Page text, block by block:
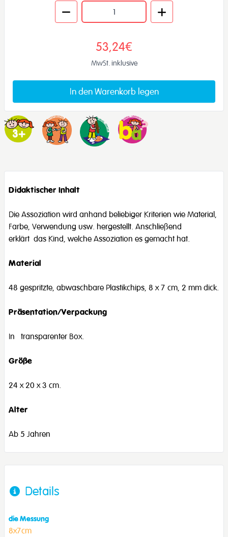
53,24€
MwSt. inklusive
In den Warenkorb legen
Didaktischer Inhalt
Die Assoziation wird anhand beliebiger Kriterien wie Material,
Farbe, Verwendung usw. hergestellt. Anschließend
erklärt das Kind, welche Assoziation es gemacht hat.
Material
48 gespritzte, abwaschbare Plastikchips, 8 x 7 cm, 2 mm dick.
Präsentation/Verpackung
In transparenter Box.
Größe
24 x 20 x 3 cm.
Alter
Ab 5 Jahren
Details
die Messung
8x7cm